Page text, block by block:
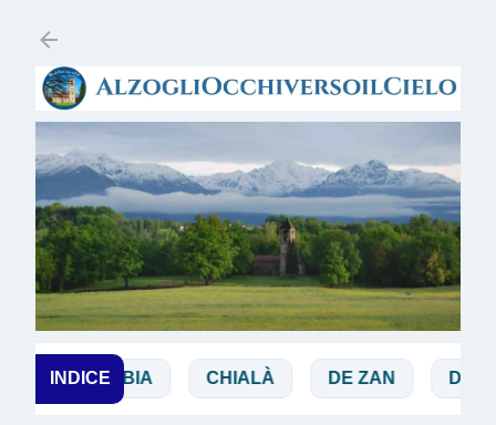
INDICE
BIBBIA CHIALÀ DE ZAN DOGLIO